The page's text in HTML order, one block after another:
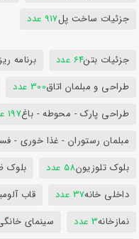
جزئیات ساخت پل917 عدد
جزئیات بتن64 عدد برنامه
طراحی و مبلمان اتاق300 عدد
طراحی پارک - محوطه - باغ197 عدد
مبلمان رستوران - غذا خوری -
بلوک تلوزیون58 عدد بلوک
داخلی خانه37 عدد قاب
نمازخانه3 عدد سینمای